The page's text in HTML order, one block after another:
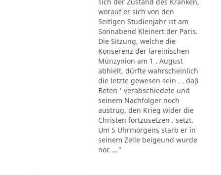
worauf er sich von den
Seitigen Studienjahr ist am
Sonnabend Kleinert der Paris.
Die Sitzung, welche die
Konserenz der lareinischen
Münzynion am 1 . August
abhielt, dürfte wahrscheinlich
die letzte gewesen sein . . daβ
Beten ' verabschiedete und
seinem Nachfolger noch
austrug, den Krieg wider die
Christen fortzusetzen . setzt.
Um 5 Uhrmorgens starb er in
seinem Zelle beigeund wurde
noc ..."